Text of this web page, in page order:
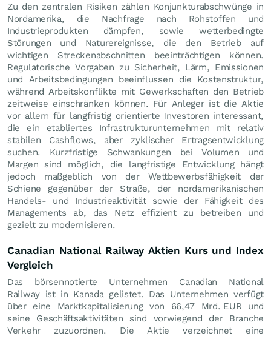
Zu den zentralen Risiken zählen Konjunkturabschwünge in
Nordamerika, die Nachfrage nach Rohstoffen und
Industrieprodukten dämpfen, sowie wetterbedingte
Störungen und Naturereignisse, die den Betrieb auf
wichtigen Streckenabschnitten beeinträchtigen können.
Regulatorische Vorgaben zu Sicherheit, Lärm, Emissionen
und Arbeitsbedingungen beeinflussen die Kostenstruktur,
während Arbeitskonflikte mit Gewerkschaften den Betrieb
zeitweise einschränken können. Für Anleger ist die Aktie
vor allem für langfristig orientierte Investoren interessant,
die ein etabliertes Infrastrukturunternehmen mit relativ
stabilen Cashflows, aber zyklischer Ertragsentwicklung
suchen. Kurzfristige Schwankungen bei Volumen und
Margen sind möglich, die langfristige Entwicklung hängt
jedoch maßgeblich von der Wettbewerbsfähigkeit der
Schiene gegenüber der Straße, der nordamerikanischen
Handels- und Industrieaktivität sowie der Fähigkeit des
Managements ab, das Netz effizient zu betreiben und
gezielt zu modernisieren.
Canadian National Railway Aktien Kurs und Index
Vergleich
Das börsennotierte Unternehmen Canadian National
Railway ist in Kanada gelistet. Das Unternehmen verfügt
über eine Marktkapitalisierung von 66,47 Mrd. EUR und
seine Geschäftsaktivitäten sind vorwiegend der Branche
Verkehr zuzuordnen. Die Aktie verzeichnet eine